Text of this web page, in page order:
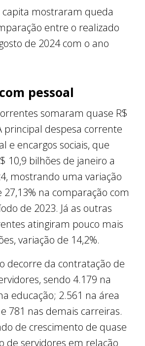
capita mostraram queda
entre o realizado
de 2024 com o ano
pessoal
somaram quase R$
principal despesa corrente
e encargos sociais, que
10,9 bilhões de janeiro a
mostrando uma variação
na comparação com
de 2023. Já as outras
atingiram pouco mais
variação de 14,2%.
decorre da contratação de
sendo 4.179 na
educação; 2.561 na área
781 nas demais carreiras.
de crescimento de quase
de servidores em relação